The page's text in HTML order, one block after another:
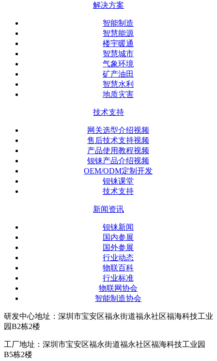
解决方案
智能制造
智慧能源
楼宇暖通
智慧城市
气象环境
矿产油田
智慧水利
地质灾害
技术支持
网关选型介绍视频
售后技术支持视频
产品使用教程视频
钡铼产品介绍视频
OEM/ODM定制开发
钡铼课堂
技术支持
新闻资讯
钡铼新闻
国内参展
国外参展
行业动态
物联百科
行业标准
物联网协会
智能制造协会
研发中心地址：深圳市宝安区福永街道福永社区福海科技工业
园B2栋2楼
工厂地址：深圳市宝安区福永街道福永社区福海科技工业园
B5栋2楼